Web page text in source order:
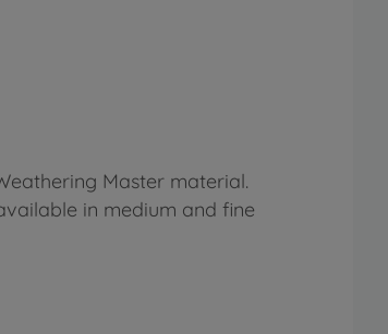
Master material.
in medium and fine